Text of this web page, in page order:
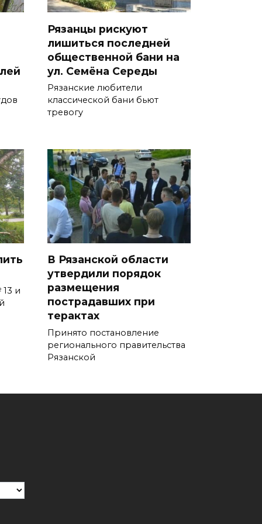
Рязанцы рискуют
лишиться последней
общественной бани на
ул. Семёна Середы
Рязанские любители
классической бани бьют
тревогу
и
В Рязанской области
утвердили порядок
размещения
пострадавших при
терактах
Принято постановление
регионального правительства
Рязанской